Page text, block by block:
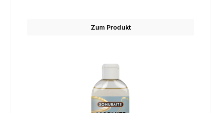
Zum Produkt